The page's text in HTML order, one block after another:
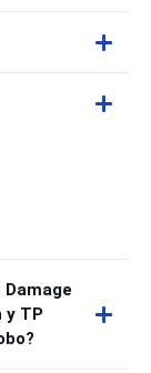
Damage
y TP